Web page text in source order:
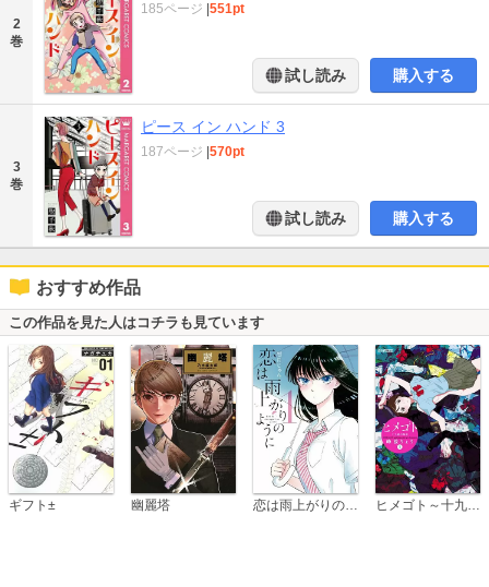
2
巻
185ページ 551pt
試し読み 購入する
3
巻
ピース イン ハンド 3
187ページ 570pt
試し読み 購入する
おすすめ作品
この作品を見た人はコチラも見ています
ギフト± 幽麗塔 恋は雨上がりのように ヒメゴト～十九歳の制服～